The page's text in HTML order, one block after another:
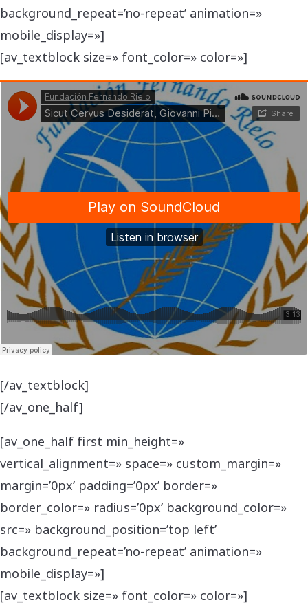
background_repeat=’no-repeat’ animation=»
mobile_display=»]
[av_textblock size=» font_color=» color=»]
[/av_textblock]
[/av_one_half]
[av_one_half first min_height=»
vertical_alignment=» space=» custom_margin=»
margin=’0px’ padding=’0px’ border=»
border_color=» radius=’0px’ background_color=»
src=» background_position=’top left’
background_repeat=’no-repeat’ animation=»
mobile_display=»]
[av_textblock size=» font_color=» color=»]